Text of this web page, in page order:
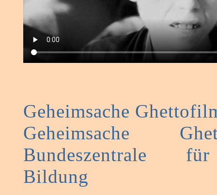
Geheimsache
Geheimsache
Bundeszentrale
Bildung